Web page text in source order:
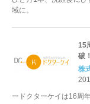
域に。
15
破！
株
ードクターケイは16周